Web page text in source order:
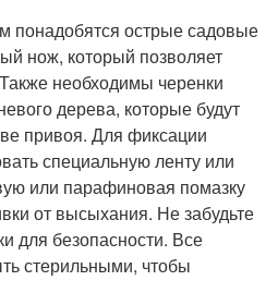
понадобятся острые садовые
нож, который позволяет
необходимы черенки
дерева, которые будут
привоя. Для фиксации
специальную ленту или
или парафиновая помазку
от высыхания. Не забудьте
для безопасности. Все
стерильными, чтобы